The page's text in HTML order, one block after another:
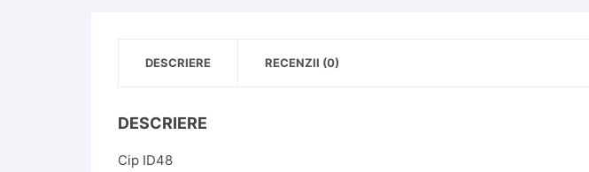
DESCRIERE RECENZII (0)
DESCRIERE
Cip ID48